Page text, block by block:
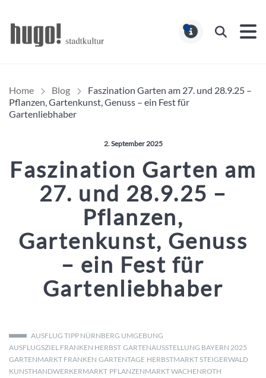
Suchen
Home Blog
Faszination Garten am 27. und 28.9.25 –
Pflanzen, Gartenkunst, Genuss – ein Fest für
Gartenliebhaber
Veröffentlicht am:
2. September 2025
Faszination Garten am
27. und 28.9.25 –
Pflanzen,
Gartenkunst, Genuss
– ein Fest für
Gartenliebhaber
AUSFLUG TIPP NÜRNBERG UMGEBUNG
AUSFLUGSZIEL FRANKEN HERBST GARTENAUSSTELLUNG BAYERN 2025
GARTENMARKT FRANKEN GARTENTAGE HERBSTMARKT STEIGERWALD
KUNSTHANDWERKERMARKT PFLANZENMARKT WACHENROTH